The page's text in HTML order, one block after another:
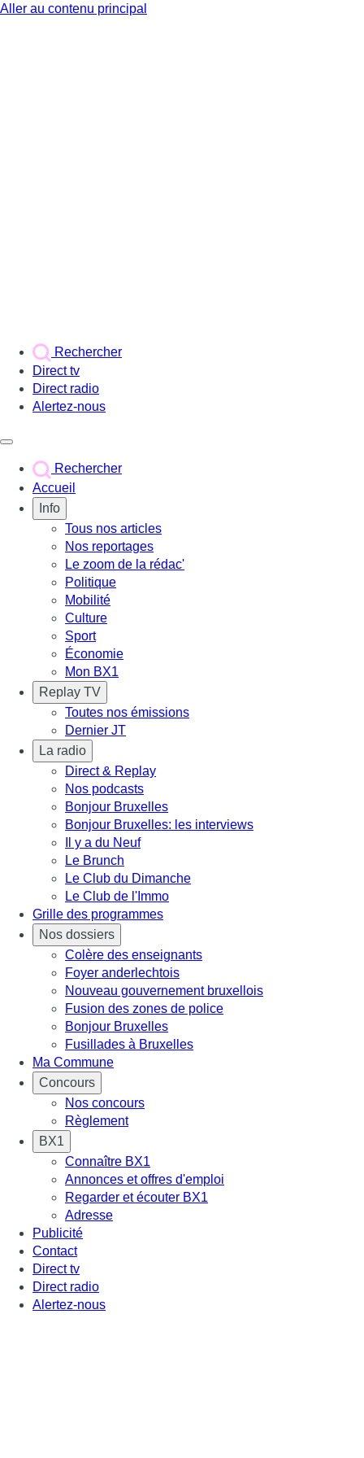
Aller au contenu principal
Rechercher
Direct tv
Direct radio
Alertez-nous
Rechercher
Accueil
Info
Tous nos articles
Nos reportages
Le zoom de la rédac'
Politique
Mobilité
Culture
Sport
Économie
Mon BX1
Replay TV
Toutes nos émissions
Dernier JT
La radio
Direct & Replay
Nos podcasts
Bonjour Bruxelles
Bonjour Bruxelles: les interviews
Il y a du Neuf
Le Brunch
Le Club du Dimanche
Le Club de l'Immo
Grille des programmes
Nos dossiers
Colère des enseignants
Foyer anderlechtois
Nouveau gouvernement bruxellois
Fusion des zones de police
Bonjour Bruxelles
Fusillades à Bruxelles
Ma Commune
Concours
Nos concours
Règlement
BX1
Connaître BX1
Annonces et offres d'emploi
Regarder et écouter BX1
Adresse
Publicité
Contact
Direct tv
Direct radio
Alertez-nous